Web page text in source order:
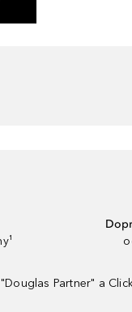
Partner" a